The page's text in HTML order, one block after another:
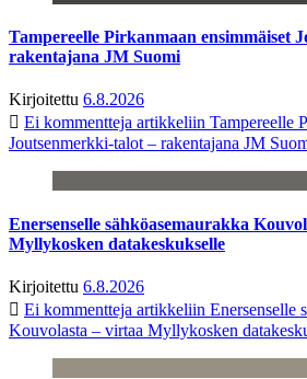
Tampereelle Pirkanmaan ensimmäiset
rakentajana JM Suomi
Kirjoitettu 6.8.2026
Ei kommentteja artikkeliin Tampereelle
Joutsenmerkki-talot – rakentajana JM
Enersenselle sähköasemaurakka
Myllykosken datakeskukselle
Kirjoitettu 6.8.2026
Ei kommentteja artikkeliin Enersenselle
Kouvolasta – virtaa Myllykosken